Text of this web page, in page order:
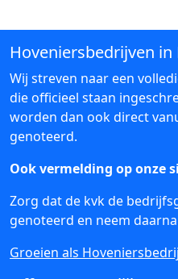
Hoveniersbedrijven in
Wij streven naar een
die officieel staan
worden dan ook direct
genoteerd.
Ook vermelding op onze
Zorg dat de kvk de
genoteerd en neem daarna
Groeien als